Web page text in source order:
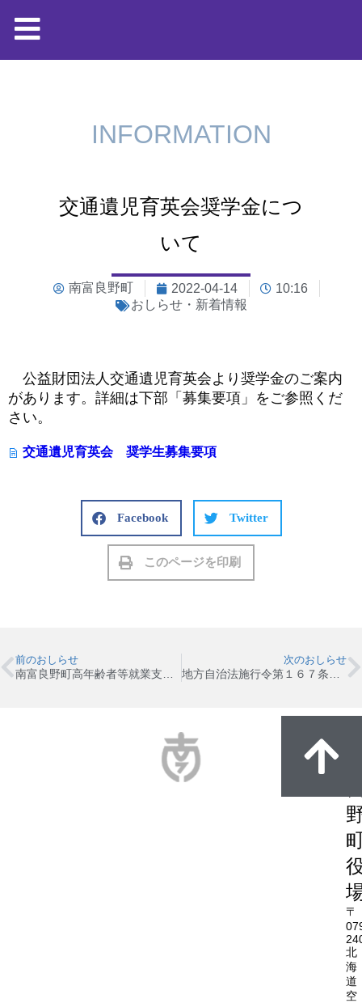
INFORMATION
交通遺児育英会奨学金につ
いて
南富良野町 2022-04-14
10:16
おしらせ・新着情報
公益財団法人交通遺児育英会より奨学金のご案内
があります。詳細は下部「募集要項」をご参照くだ
さい。
交通遺児育英会 奨学生募集要項
Facebook Twitter
このページを印刷
前のおしらせ 次のおしらせ
〒
北
海
道
空